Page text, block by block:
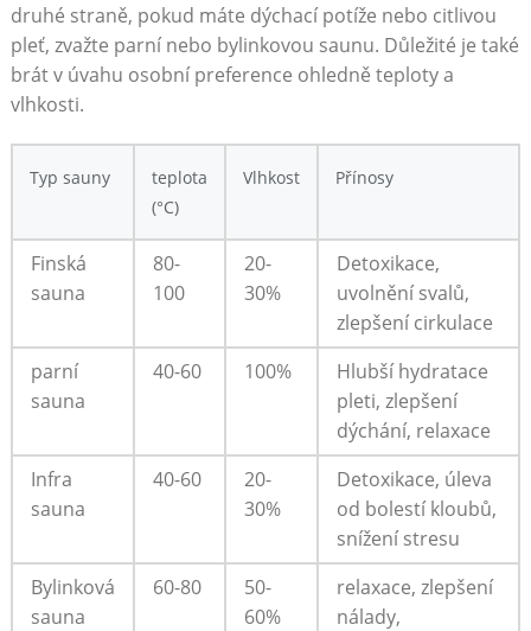
druhé ⁤straně, pokud máte dýchací potíže nebo⁢ citlivou
pleť,⁢ zvažte parní‍ nebo bylinkovou saunu. Důležité je také
brát v úvahu osobní preference ohledně teploty a‍
vlhkosti.⁢
Typ sauny
teplota
(°C)
Vlhkost Přínosy
Finská​
sauna
80-
100
20-
30%
Detoxikace,
uvolnění svalů,‌
zlepšení cirkulace
parní
sauna
40-60 100%
Hlubší hydratace
pleti, zlepšení
dýchání, relaxace
Infra
sauna
40-60
20-
30%
Detoxikace, úleva
od​ bolestí kloubů,
snížení stresu
Bylinková
sauna
60-80
50-
60%
relaxace,⁤ zlepšení
nálady,